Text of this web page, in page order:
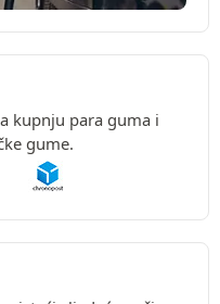
kupnju para guma i
gume.